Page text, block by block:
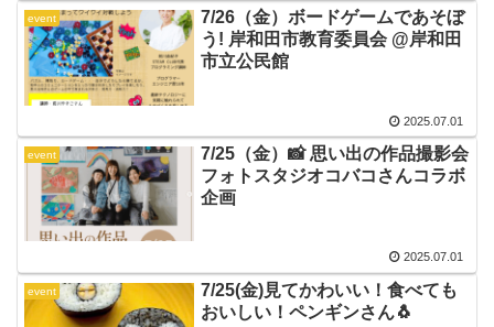
event
7/26（金）ボードゲームであそぼ
う! 岸和田市教育委員会 @岸和田
市立公民館
2025.07.01
event
7/25（金）📸 思い出の作品撮影会
フォトスタジオコバコさんコラボ
企画
2025.07.01
event
7/25(金)見てかわいい！食べても
おいしい！ペンギンさん🐧